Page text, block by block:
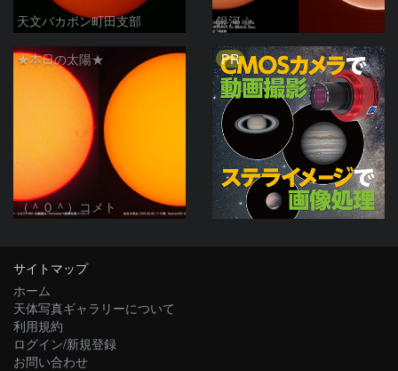
天文バカボン町田支部 銀河☆
★本日の太陽★
（＾０＾）コメト
PR
サイトマップ
ホーム
天体写真ギャラリーについて
利用規約
ログイン/新規登録
お問い合わせ